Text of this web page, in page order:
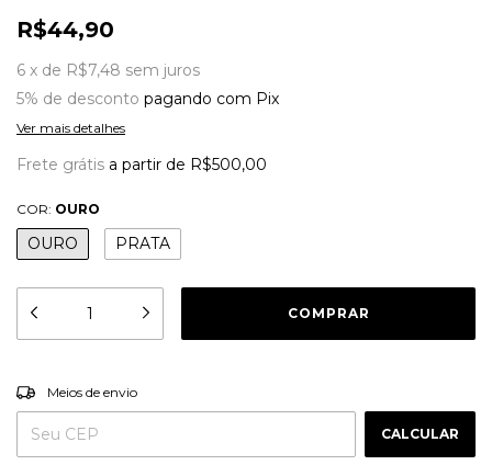
R$44,90
6 x de R$7,48 sem juros
5% de desconto pagando com Pix
Ver mais detalhes
Frete grátis a partir de R$500,00
COR: OURO
OURO PRATA
Entregas para o CEP:
Meios de envio
CALCULAR